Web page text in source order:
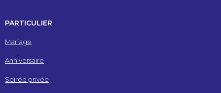
PARTICULIER
Mariage
Anniversaire
Soirée privée